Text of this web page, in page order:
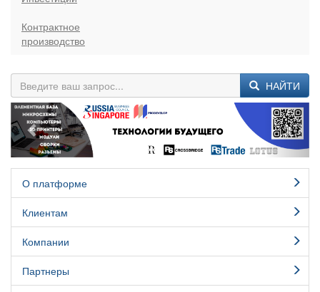
Контрактное
производство
НАЙТИ
Previous Next
О платформе
Клиентам
Компании
Партнеры